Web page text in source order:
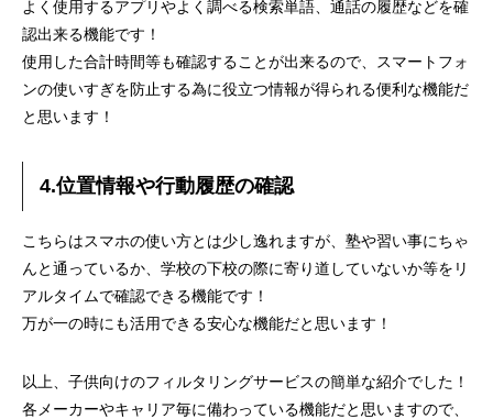
よく使用するアプリやよく調べる検索単語、通話の履歴などを確
認出来る機能です！
使用した合計時間等も確認することが出来るので、スマートフォ
ンの使いすぎを防止する為に役立つ情報が得られる便利な機能だ
と思います！
4.位置情報や行動履歴の確認
こちらはスマホの使い方とは少し逸れますが、塾や習い事にちゃ
んと通っているか、学校の下校の際に寄り道していないか等をリ
アルタイムで確認できる機能です！
万が一の時にも活用できる安心な機能だと思います！
以上、子供向けのフィルタリングサービスの簡単な紹介でした！
各メーカーやキャリア毎に備わっている機能だと思いますので、